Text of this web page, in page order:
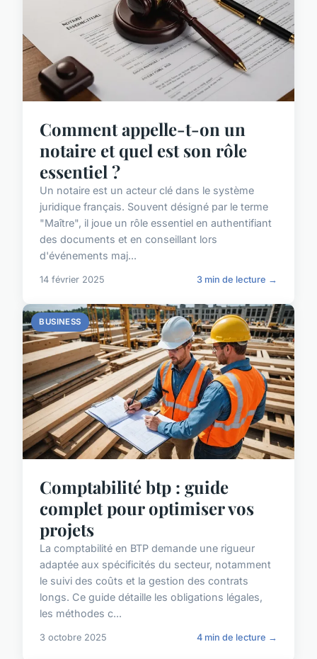
Comment appelle-t-on un
notaire et quel est son rôle
essentiel ?
Un notaire est un acteur clé dans le système
juridique français. Souvent désigné par le terme
"Maître", il joue un rôle essentiel en authentifiant
des documents et en conseillant lors
d'événements maj...
14 février 2025 3 min de lecture →
BUSINESS
Comptabilité btp : guide
complet pour optimiser vos
projets
La comptabilité en BTP demande une rigueur
adaptée aux spécificités du secteur, notamment
le suivi des coûts et la gestion des contrats
longs. Ce guide détaille les obligations légales,
les méthodes c...
3 octobre 2025 4 min de lecture →